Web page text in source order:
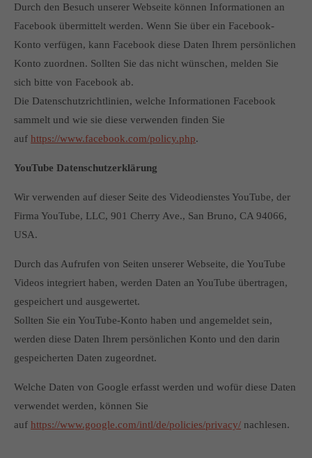
Durch den Besuch unserer Webseite können Informationen an
Facebook übermittelt werden. Wenn Sie über ein Facebook-
Konto verfügen, kann Facebook diese Daten Ihrem persönlichen
Konto zuordnen. Sollten Sie das nicht wünschen, melden Sie
sich bitte von Facebook ab.
Die Datenschutzrichtlinien, welche Informationen Facebook
sammelt und wie sie diese verwenden finden Sie
auf https://www.facebook.com/policy.php.
YouTube Datenschutzerklärung
Wir verwenden auf dieser Seite des Videodienstes YouTube, der
Firma YouTube, LLC, 901 Cherry Ave., San Bruno, CA 94066,
USA.
Durch das Aufrufen von Seiten unserer Webseite, die YouTube
Videos integriert haben, werden Daten an YouTube übertragen,
gespeichert und ausgewertet.
Sollten Sie ein YouTube-Konto haben und angemeldet sein,
werden diese Daten Ihrem persönlichen Konto und den darin
gespeicherten Daten zugeordnet.
Welche Daten von Google erfasst werden und wofür diese Daten
verwendet werden, können Sie
auf https://www.google.com/intl/de/policies/privacy/ nachlesen.